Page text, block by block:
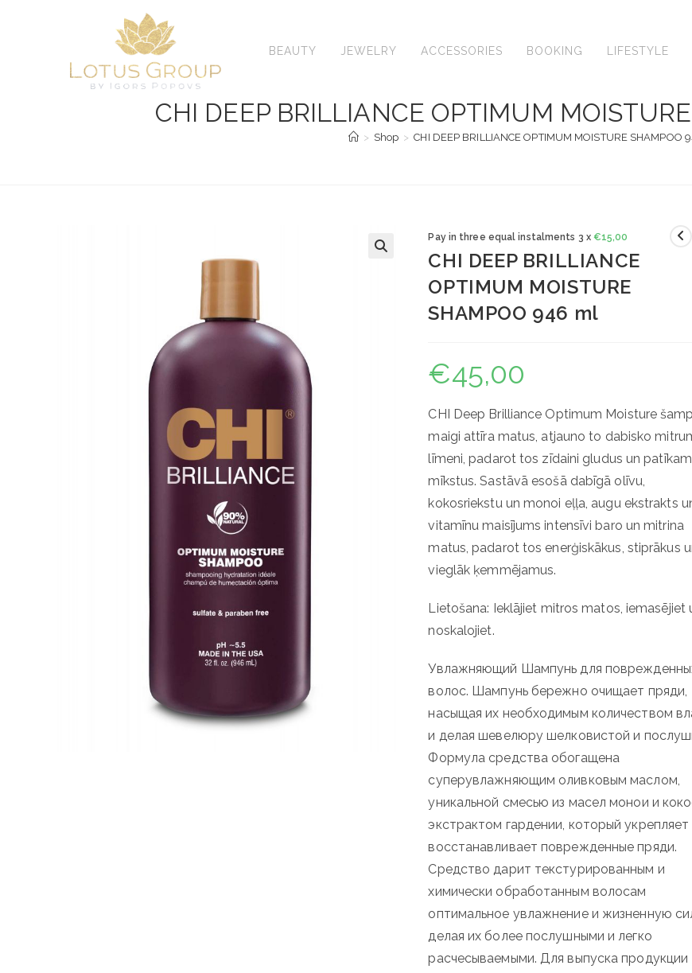
BEAUTY JEWELRY ACCESSORIES BOOKING LIFESTYLE
CHI DEEP BRILLIANCE OPTIMUM
> Shop > CHI DEEP BRILLIANCE OPTIMUM MOISTURE SHAMPOO
Pay in three equal instalments 3 x €15,00
CHI DEEP BRILLIANCE
OPTIMUM MOISTURE
SHAMPOO 946 ml
€45,00
CHI Deep Brilliance Optimum Moisture
maigi attīra matus, atjauno to dabisko
līmeni, padarot tos zīdaini gludus un
mīkstus. Sastāvā esošā dabīgā olīvu,
kokosriekstu un monoi eļļa, augu ekstrakts
vitamīnu maisījums intensīvi baro un mitrina
matus, padarot tos enerģiskākus, stiprākus
vieglāk ķemmējamus.
Lietošana: Ieklājiet mitros matos, iemasējiet
noskalojiet.
Увлажняющий Шампунь для
волос. Шампунь бережно очищает пряди,
насыщая их необходимым количеством
и делая шевелюру шелковистой и
Формула средства обогащена
суперувлажняющим оливковым маслом,
уникальной смесью из масел монои и
экстрактом гардении, который укрепляет
восстанавливает поврежденные пряди.
Средство дарит текстурированным и
химически обработанным волосам
оптимальное увлажнение и жизненную
делая их более послушными и легко
расчесываемыми. Для выпуска продукции